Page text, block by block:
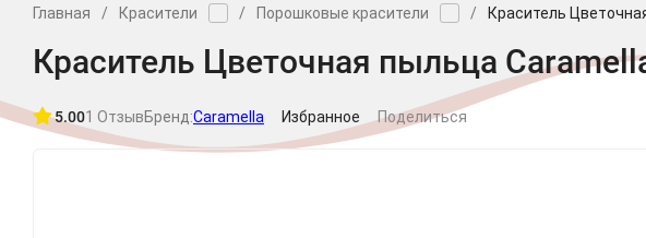
Главная / Красители / Порошковые красители / Краситель
Краситель Цветочная пыльца
5.001 ОтзывБренд:Caramella Избранное Поделиться